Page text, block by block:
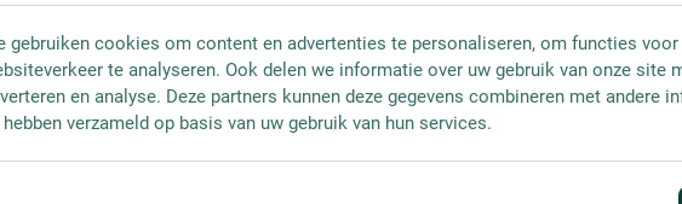
gebruiken cookies om content en advertenties te personaliseren, om functies
te analyseren. Ook delen we informatie over uw gebruik van onze site
en analyse. Deze partners kunnen deze gegevens combineren met andere
hebben verzameld op basis van uw gebruik van hun services.